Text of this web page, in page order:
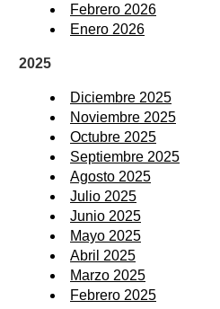
Febrero 2026
Enero 2026
2025
Diciembre 2025
Noviembre 2025
Octubre 2025
Septiembre 2025
Agosto 2025
Julio 2025
Junio 2025
Mayo 2025
Abril 2025
Marzo 2025
Febrero 2025